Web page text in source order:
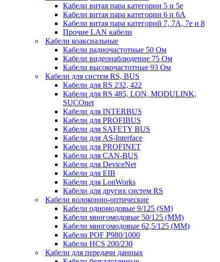
Кабели витая пара категории 5 и 5е
Кабели витая пара категории 6 и 6A
Кабели витая пара категорий 7, 7А, 7е и 8
Прочие LAN кабели
Кабели коаксиальные
Кабели радиочастотные 50 Ом
Кабели видеонаблюдение 75 Ом
Кабели высокочастотные 93 Ом
Кабели для систем RS, BUS
Кабели для RS 232, 422
Кабели для RS 485, LON, MODULINK,
SUCOnet
Кабели для INTERBUS
Кабели для PROFIBUS
Кабели для SAFETY BUS
Кабели для AS-Interface
Кабели для PROFINET
Кабели для CAN-BUS
Кабели для DeviceNet
Кабели для EIB
Кабели для LonWorks
Кабели для других систем RS
Кабели волоконно-оптические
Кабели одномодовые 9/125 (SM)
Кабели многомодовые 50/125 (ММ)
Кабели многомодовые 62,5/125 (ММ)
Кабели POF P980/1000
Кабели HCS 200/230
Кабели для передачи данных